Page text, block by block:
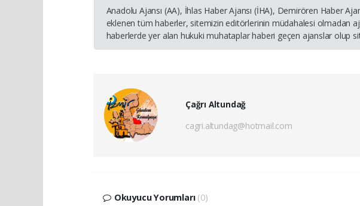
Anadolu Ajansı (AA), İhlas Haber Ajansı (İHA), Demirören Haber
eklenen tüm haberler, sitemizin editörlerinin müdahalesi olmadan
haberlerde yer alan hukuki muhataplar haberi geçen ajanslar olup
Çağrı Altundağ
cagri.altundag@hotmail.com
Okuyucu Yorumları (0)